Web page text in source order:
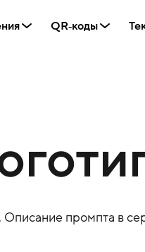
QR‑коды
Описание промпта в